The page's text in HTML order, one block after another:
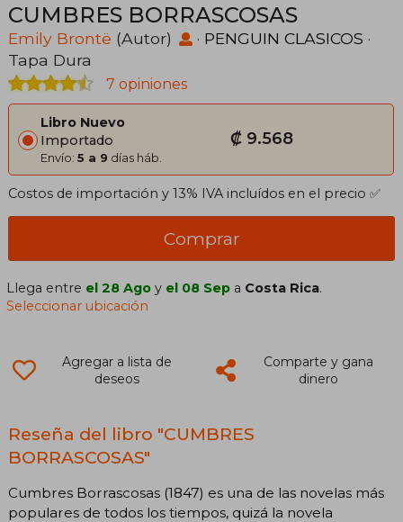
CUMBRES BORRASCOSAS
Emily Brontë (Autor) · PENGUIN CLASICOS ·
Tapa Dura
7 opiniones
Libro Nuevo
Importado
Envío: 5 a 9 días háb.
₡ 9.568
Costos de importación y 13% IVA incluídos en el precio ✅
Comprar
Llega entre el 28 Ago y el 08 Sep a Costa Rica.
Seleccionar ubicación
Agregar a lista de
deseos
Comparte y gana
dinero
Reseña del libro "CUMBRES
BORRASCOSAS"
Cumbres Borrascosas (1847) es una de las novelas más
populares de todos los tiempos, quizá la novela